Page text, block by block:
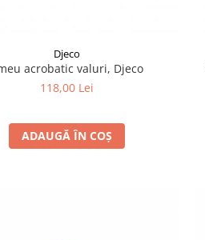
Djeco
acrobatic valuri, Djeco
118,00 Lei
ADAUGĂ ÎN COȘ